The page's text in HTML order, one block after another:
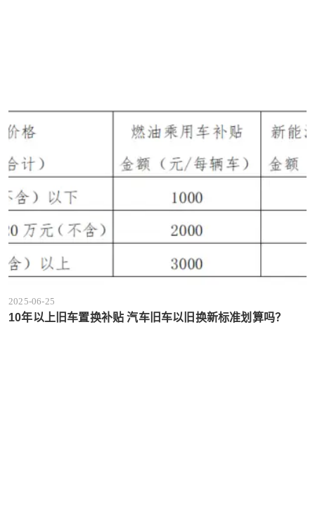
2025-06-25
10年以上旧车置换补贴 汽车旧车以旧换新标准划算吗？